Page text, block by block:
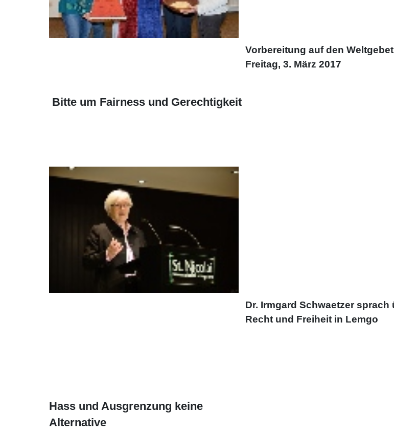
Bitte um Fairness und Gerechtigkeit
Vorbereitung auf den
Freitag, 3. März 2017
Hass und Ausgrenzung keine
Alternative
Dr. Irmgard Schwaetzer sprach
Recht und Freiheit in Lemgo